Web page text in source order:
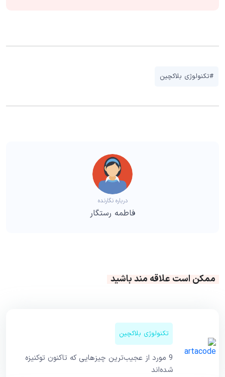
#تکنولوژی بلاکچین
درباره نگارنده
فاطمه رستگار
ممکن است علاقه مند باشید
تکنولوژی بلاکچین
9 مورد از عجیب‌ترین چیزهایی که تاکنون توکنیزه
شده‌اند